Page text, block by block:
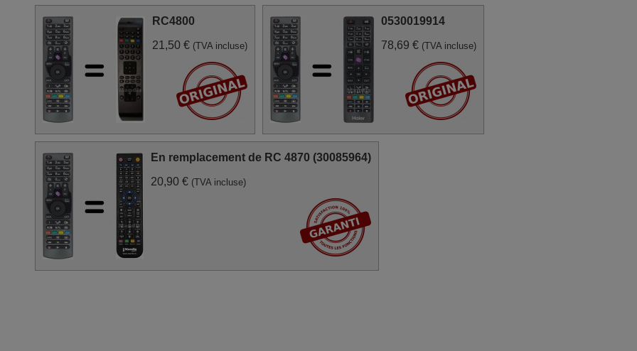
RC4800
21,50 € (TVA incluse)
0530019914
78,69 € (TVA incluse)
En remplacement de RC 4870 (30085964)
20,90 € (TVA incluse)